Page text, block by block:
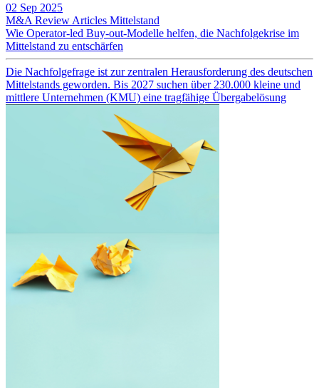
02 Sep 2025
M&A Review Articles Mittelstand
Wie Operator-led Buy-out-Modelle helfen, die Nachfolgekrise im
Mittelstand zu entschärfen
Die Nachfolgefrage ist zur zentralen Herausforderung des deutschen
Mittelstands geworden. Bis 2027 suchen über 230.000 kleine und
mittlere Unternehmen (KMU) eine tragfähige Übergabelösung